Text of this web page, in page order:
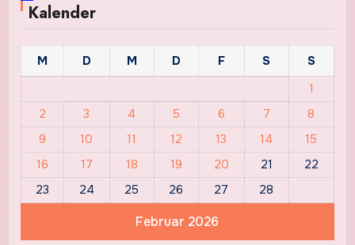
Kalender
Februar 2026
M D M D F S
S
1
2
3 4 5 6 7
8
9
10 11 12 13 14
15
16
17 18 19 20 21
22
23
24 25 26 27 28